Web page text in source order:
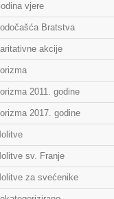
vjere
Bratstva
akcije
2011. godine
2017. godine
sv. Franje
za svećenike